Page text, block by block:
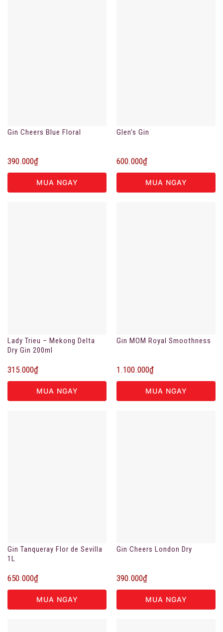
Gin Cheers Blue Floral
390.000₫
MUA NGAY
Glen’s Gin
600.000₫
MUA NGAY
Lady Trieu – Mekong Delta
Dry Gin 200ml
315.000₫
MUA NGAY
Gin MOM Royal Smoothness
1.100.000₫
MUA NGAY
Gin Tanqueray Flor de Sevilla
1L
650.000₫
MUA NGAY
Gin Cheers London Dry
390.000₫
MUA NGAY